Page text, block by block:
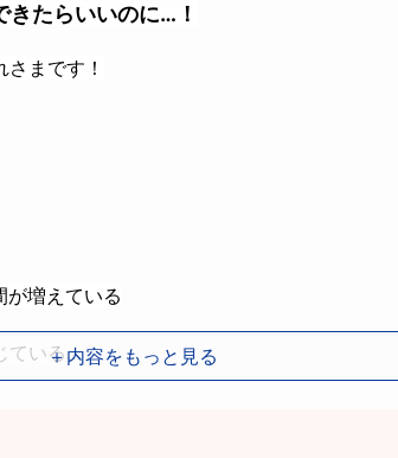
たらいいのに…！
まです！
増えている
ている…＋内容をもっと見る